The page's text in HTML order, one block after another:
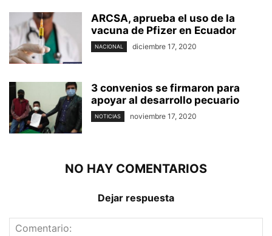
ARCSA, aprueba el uso de la
vacuna de Pfizer en Ecuador
NACIONAL diciembre 17, 2020
3 convenios se firmaron para
apoyar al desarrollo pecuario
NOTICIAS noviembre 17, 2020
NO HAY COMENTARIOS
Dejar respuesta